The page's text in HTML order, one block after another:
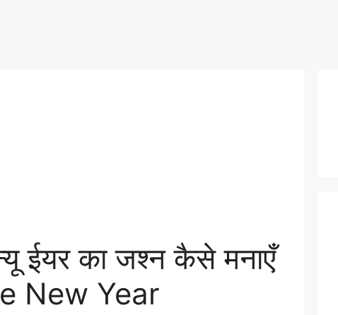
ईयर का जश्न कैसे मनाएँ
New Year